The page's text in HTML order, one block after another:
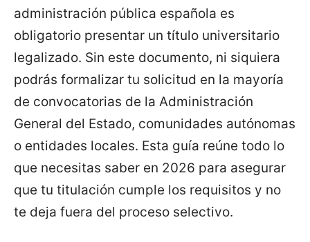
administración pública española es
obligatorio presentar un título universitario
legalizado. Sin este documento, ni siquiera
podrás formalizar tu solicitud en la mayoría
de convocatorias de la Administración
General del Estado, comunidades autónomas
o entidades locales. Esta guía reúne todo lo
que necesitas saber en 2026 para asegurar
que tu titulación cumple los requisitos y no
te deja fuera del proceso selectivo.